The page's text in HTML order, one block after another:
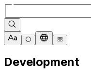
Development